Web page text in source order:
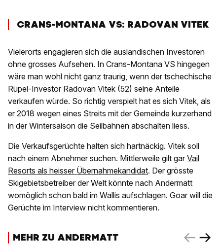
CRANS-MONTANA VS: RADOVAN VITEK
Vielerorts engagieren sich die ausländischen Investoren
ohne grosses Aufsehen. In Crans-Montana VS hingegen
wäre man wohl nicht ganz traurig, wenn der tschechische
Rüpel-Investor Radovan Vitek (52) seine Anteile
verkaufen würde. So richtig verspielt hat es sich Vitek, als
er 2018 wegen eines Streits mit der Gemeinde kurzerhand
in der Wintersaison die Seilbahnen abschalten liess.
Die Verkaufsgerüchte halten sich hartnäckig. Vitek soll
nach einem Abnehmer suchen. Mittlerweile gilt gar Vail
Resorts als heisser Übernahmekandidat. Der grösste
Skigebietsbetreiber der Welt könnte nach Andermatt
womöglich schon bald im Wallis aufschlagen. Goar will die
Gerüchte im Interview nicht kommentieren.
MEHR ZU ANDERMATT